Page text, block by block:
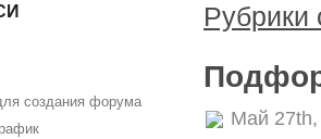
создания форума
Рубрики
Май